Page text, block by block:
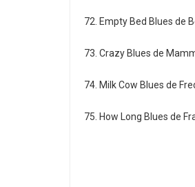
72. Empty Bed Blues de
73. Crazy Blues de
74. Milk Cow Blues de
75. How Long Blues de